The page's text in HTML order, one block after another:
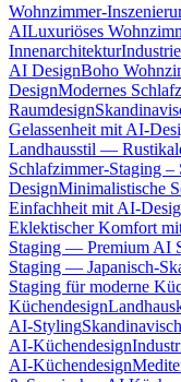
Wohnzimmer-
AILuxuriöses
Innenarchitektur
AI DesignBoho
DesignModernes
Raumdesign
Gelassenheit mit AI-
Landhausstil —
Schlafzimmer-Staging
DesignMinimalistische
Einfachheit mit AI-
Eklektischer Komfort
Staging — Premium AI
Staging — Japanisch-
Staging für moderne
Küchendesign
AI-Styling
AI-Küchendesign
AI-Küchendesign